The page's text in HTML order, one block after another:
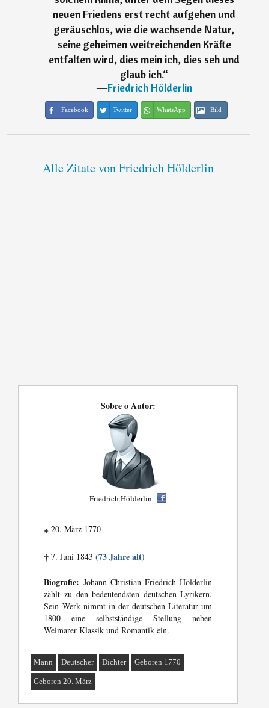
neuen Friedens erst recht aufgehen und
geräuschlos, wie die wachsende Natur,
seine geheimen weitreichenden Kräfte
entfalten wird, dies mein ich, dies seh und
glaub ich.“
―Friedrich Hölderlin
Facebook Twitter WhatsApp Bild
Alle Zitate von Friedrich Hölderlin
Sobre o Autor:
Friedrich Hölderlin
* 20. März 1770
† 7. Juni 1843(73 Jahre alt)
Biografie: Johann Christian Friedrich Hölderlin
zählt zu den bedeutendsten deutschen Lyrikern.
Sein Werk nimmt in der deutschen Literatur um
1800 eine selbstständige Stellung neben
Weimarer Klassik und Romantik ein.
Mann Deutscher Dichter Geboren 1770
Geboren 20. März